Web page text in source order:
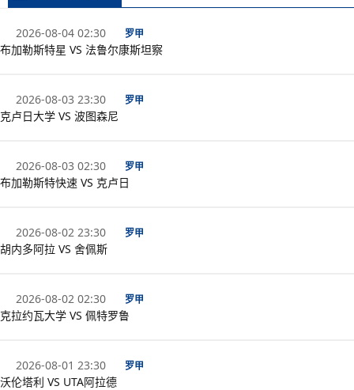
2026-08-04 02:30 罗甲
布加勒斯特星 VS 法鲁尔康斯坦察
2026-08-03 23:30 罗甲
克卢日大学 VS 波图森尼
2026-08-03 02:30 罗甲
布加勒斯特快速 VS 克卢日
2026-08-02 23:30 罗甲
胡内多阿拉 VS 舍佩斯
2026-08-02 02:30 罗甲
克拉约瓦大学 VS 佩特罗鲁
2026-08-01 23:30 罗甲
沃伦塔利 VS UTA阿拉德